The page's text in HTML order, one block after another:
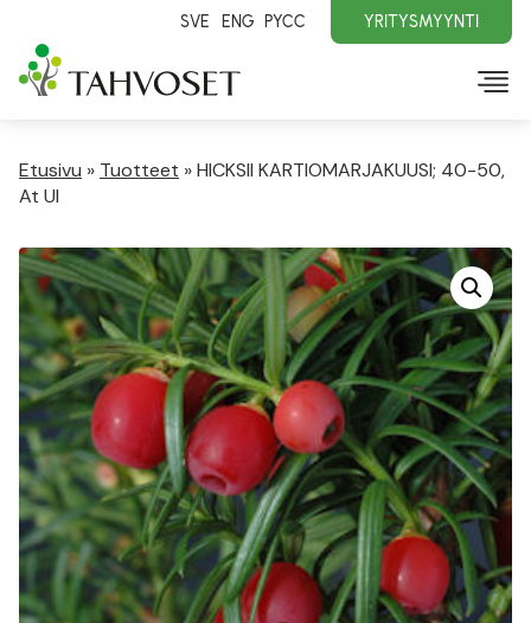
SVE ENG PYCC YRITYSMYYNTI
Etusivu » Tuotteet »HICKSII KARTIOMARJAKUUSI; 40-50,
At Ul